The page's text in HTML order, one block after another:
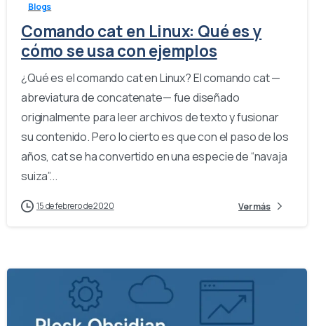
Blogs
Comando cat en Linux: Qué es y
cómo se usa con ejemplos
¿Qué es el comando cat en Linux? El comando cat —
abreviatura de concatenate— fue diseñado
originalmente para leer archivos de texto y fusionar
su contenido. Pero lo cierto es que con el paso de los
años, cat se ha convertido en una especie de “navaja
suiza”...
15 de febrero de 2020 Ver más